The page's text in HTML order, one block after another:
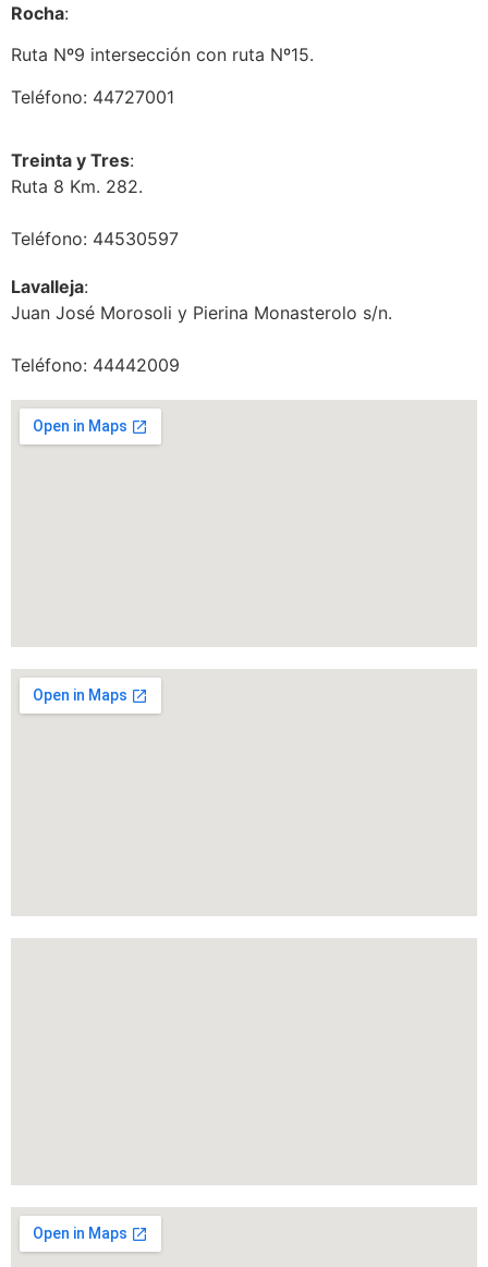
Rocha:
Ruta Nº9 intersección con ruta Nº15.
Teléfono: 44727001
Treinta y Tres:
Ruta 8 Km. 282.
Teléfono: 44530597
Lavalleja:
Juan José Morosoli y Pierina Monasterolo s/n.
Teléfono: 44442009